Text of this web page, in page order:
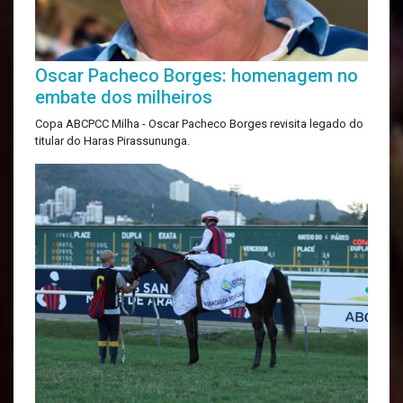
Oscar Pacheco Borges: homenagem no
embate dos milheiros
Copa ABCPCC Milha - Oscar Pacheco Borges revisita legado do
titular do Haras Pirassununga.